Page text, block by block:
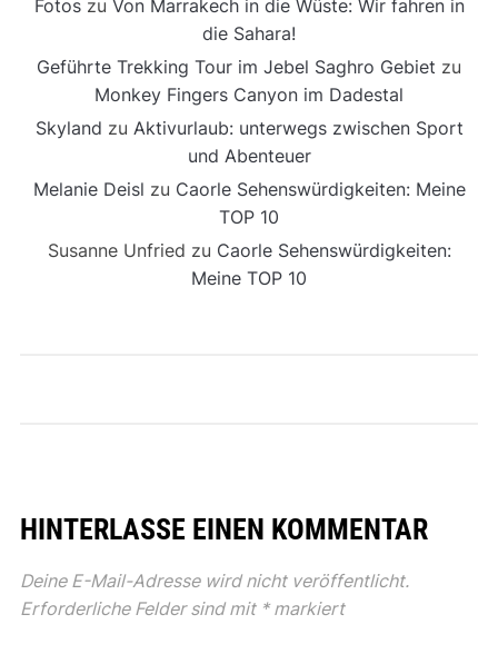
Fotoszu Von Marrakech in die Wüste: Wir fahren in
die Sahara!
Geführte Trekking Tour im Jebel Saghro Gebiet zu
Monkey Fingers Canyon im Dadestal
Skyland zu Aktivurlaub: unterwegs zwischen Sport
und Abenteuer
Melanie Deisl zu Caorle Sehenswürdigkeiten: Meine
TOP 10
Susanne Unfried zu Caorle Sehenswürdigkeiten:
Meine TOP 10
HINTERLASSE EINEN KOMMENTAR
Deine E-Mail-Adresse wird nicht veröffentlicht.
Erforderliche Felder sind mit *markiert